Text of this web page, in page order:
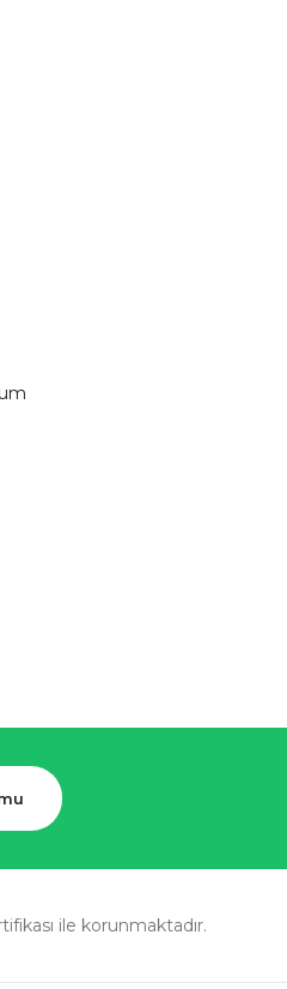
ile korunmaktadır.